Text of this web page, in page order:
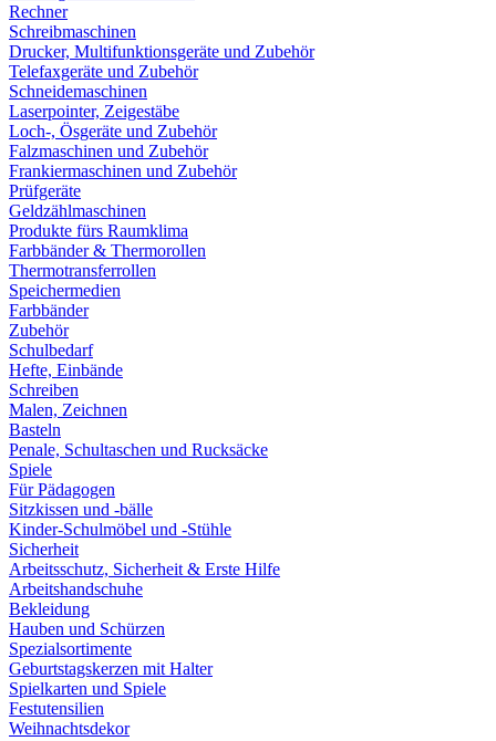
Rechner
Schreibmaschinen
Drucker, Multifunktionsgeräte und Zubehör
Telefaxgeräte und Zubehör
Schneidemaschinen
Laserpointer, Zeigestäbe
Loch-, Ösgeräte und Zubehör
Falzmaschinen und Zubehör
Frankiermaschinen und Zubehör
Prüfgeräte
Geldzählmaschinen
Produkte fürs Raumklima
Farbbänder & Thermorollen
Thermotransferrollen
Speichermedien
Farbbänder
Zubehör
Schulbedarf
Hefte, Einbände
Schreiben
Malen, Zeichnen
Basteln
Penale, Schultaschen und Rucksäcke
Spiele
Für Pädagogen
Sitzkissen und -bälle
Kinder-Schulmöbel und -Stühle
Sicherheit
Arbeitsschutz, Sicherheit & Erste Hilfe
Arbeitshandschuhe
Bekleidung
Hauben und Schürzen
Spezialsortimente
Geburtstagskerzen mit Halter
Spielkarten und Spiele
Festutensilien
Weihnachtsdekor